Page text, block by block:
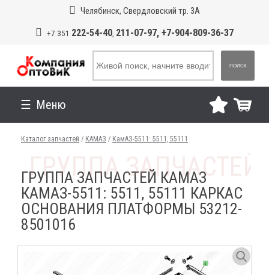
Челябинск, Свердловский тр. 3А
+7 351 222-54-40, 211-07-97, +7-904-809-36-37
ПОИСК
Меню
Каталог запчастей / КАМАЗ / КамАЗ-5511: 5511, 55111
ГРУППА ЗАПЧАСТЕЙ КАМАЗ
КАМАЗ-5511: 5511, 55111 КАРКАС
ОСНОВАНИЯ ПЛАТФОРМЫ 53212-
8501016